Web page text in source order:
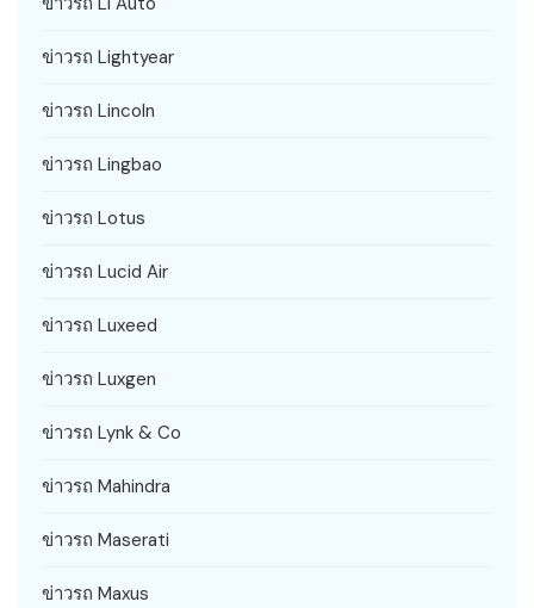
ข่าวรถ Lightyear
ข่าวรถ Lincoln
ข่าวรถ Lingbao
ข่าวรถ Lotus
ข่าวรถ Lucid Air
ข่าวรถ Luxeed
ข่าวรถ Luxgen
ข่าวรถ Lynk & Co
ข่าวรถ Mahindra
ข่าวรถ Maserati
ข่าวรถ Maxus